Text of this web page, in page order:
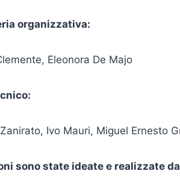
organizzativa:
Eleonora De Majo
Ivo Mauri, Miguel Ernesto
sono state ideate e realizzate